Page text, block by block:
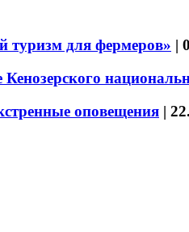
туризм для фермеров» |
оповещения |